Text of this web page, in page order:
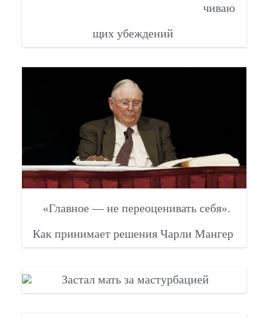
чиваю
щих убеждений
«Главное — не переоценивать себя».
Как принимает решения Чарли Мангер
Застал мать за мастурбацией